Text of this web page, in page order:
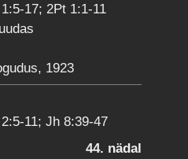
17; 2Pt 1:1-11
1923
11; Jh 8:39-47
44. nädal